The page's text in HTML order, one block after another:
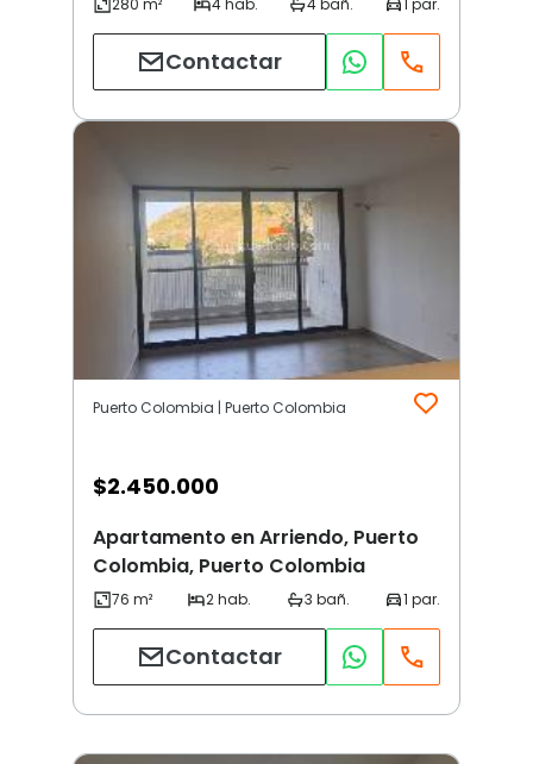
Contactar
Puerto Colombia | Puerto Colombia
$2.450.000
Apartamento en Arriendo, Puerto
Colombia, Puerto Colombia
Contactar